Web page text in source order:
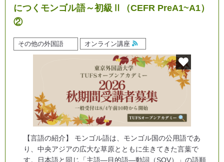
につくモンゴル語～初級Ⅱ（CEFR PreA1~A1）
②
その他の外国語 オンライン講座
【言語の紹介】 モンゴル語は、モンゴル国の公用語であ
り、中央アジアの広大な草原とともに生きてきた言葉で
す。日本語と同じ「主語―目的語―動詞（SOV）」の語順